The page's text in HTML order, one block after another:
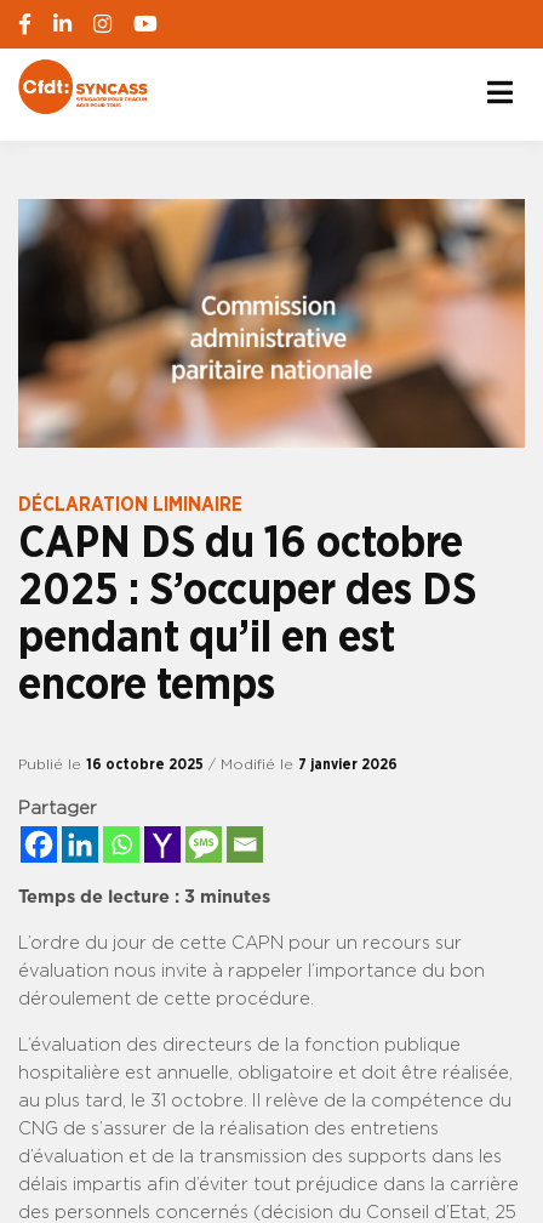
DÉCLARATION LIMINAIRE
CAPN DS du 16 octobre
2025 : S’occuper des DS
pendant qu’il en est
encore temps
Publié le 16 octobre 2025 / Modifié le 7 janvier 2026
Partager
Temps de lecture : 3 minutes
L’ordre du jour de cette CAPN pour un recours sur
évaluation nous invite à rappeler l’importance du bon
déroulement de cette procédure.
L’évaluation des directeurs de la fonction publique
hospitalière est annuelle, obligatoire et doit être réalisée,
au plus tard, le 31 octobre. Il relève de la compétence du
CNG de s’assurer de la réalisation des entretiens
d’évaluation et de la transmission des supports dans les
délais impartis afin d’éviter tout préjudice dans la carrière
des personnels concernés (décision du Conseil d’Etat, 25